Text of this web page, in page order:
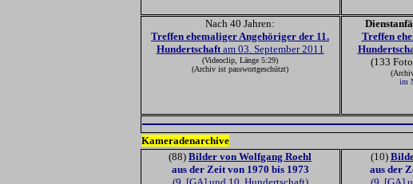
Nach 40 Jahren:
Treffen ehemaliger Angehöriger der 11.
Hundertschaftam 03. September 2011
(Videoclip, Länge 5:29)
(Archiv ist passwortgeschützt)
Treffen
(133
im
Kameradenarchive
(88) Bilder von Wolfgang Roehl
aus der Zeit von 1970 bis 1973
(10)
aus der